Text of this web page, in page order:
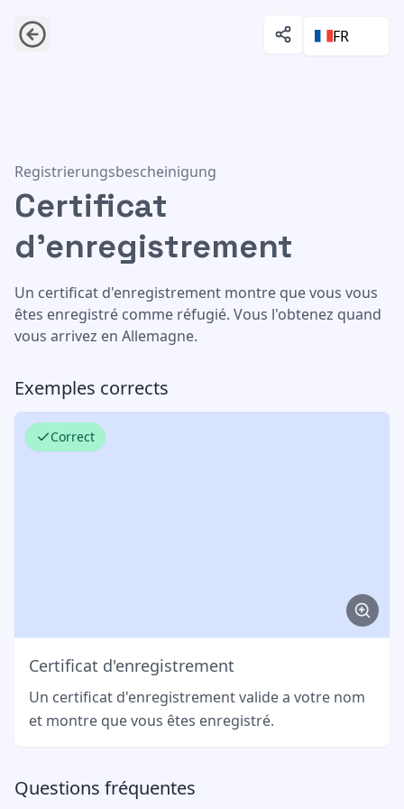
FR
Certificat d'enregistrement
Registrierungsbescheinigung
Certificat
d'enregistrement
Un certificat d'enregistrement montre que vous vous
êtes enregistré comme réfugié. Vous l'obtenez quand
vous arrivez en Allemagne.
Exemples corrects
Correct
Certificat d'enregistrement
Un certificat d'enregistrement valide a votre nom
et montre que vous êtes enregistré.
Questions fréquentes